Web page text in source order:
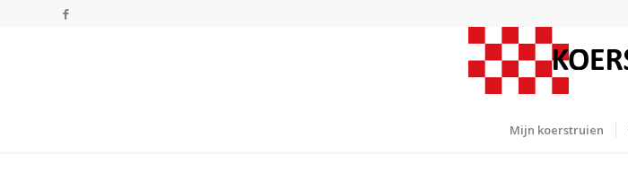
Mijn koerstruien